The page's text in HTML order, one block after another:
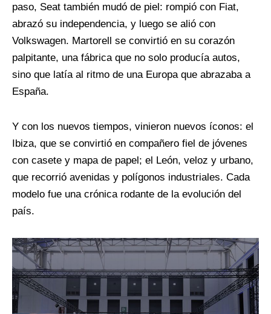
paso, Seat también mudó de piel: rompió con Fiat,
abrazó su independencia, y luego se alió con
Volkswagen. Martorell se convirtió en su corazón
palpitante, una fábrica que no solo producía autos,
sino que latía al ritmo de una Europa que abrazaba a
España.
Y con los nuevos tiempos, vinieron nuevos íconos: el
Ibiza, que se convirtió en compañero fiel de jóvenes
con casete y mapa de papel; el León, veloz y urbano,
que recorrió avenidas y polígonos industriales. Cada
modelo fue una crónica rodante de la evolución del
país.